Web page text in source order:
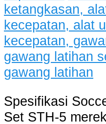
Spesifikasi
Set STH-5